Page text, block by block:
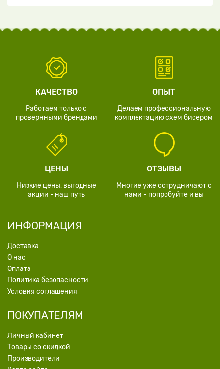
КАЧЕСТВО
Работаем только с
провернными брендами
ОПЫТ
Делаем профессиональную
комплектацию схем бисером
ЦЕНЫ
Низкие цены, выгодные
акции - наш путь
ОТЗЫВЫ
Многие уже сотрудничают с
нами - попробуйте и вы
ИНФОРМАЦИЯ
Доставка
О нас
Оплата
Политика безопасности
Условия соглашения
ПОКУПАТЕЛЯМ
Личный кабинет
Товары со скидкой
Производители